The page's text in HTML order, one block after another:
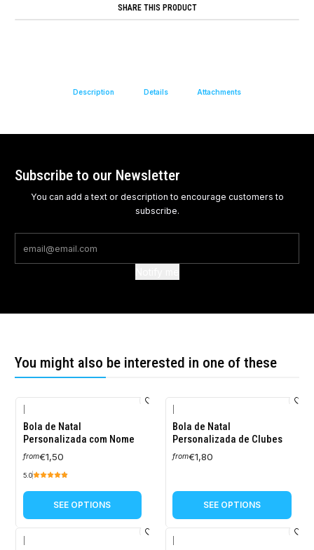
SHARE THIS PRODUCT
Description Details Attachments
Subscribe to our Newsletter
You can add a text or description to encourage customers to
subscribe.
You might also be interested in one of these
Bola de Natal
Personalizada com Nome
from€1,50
5.0
SEE OPTIONS
Bola de Natal
Personalizada de Clubes
from€1,80
SEE OPTIONS